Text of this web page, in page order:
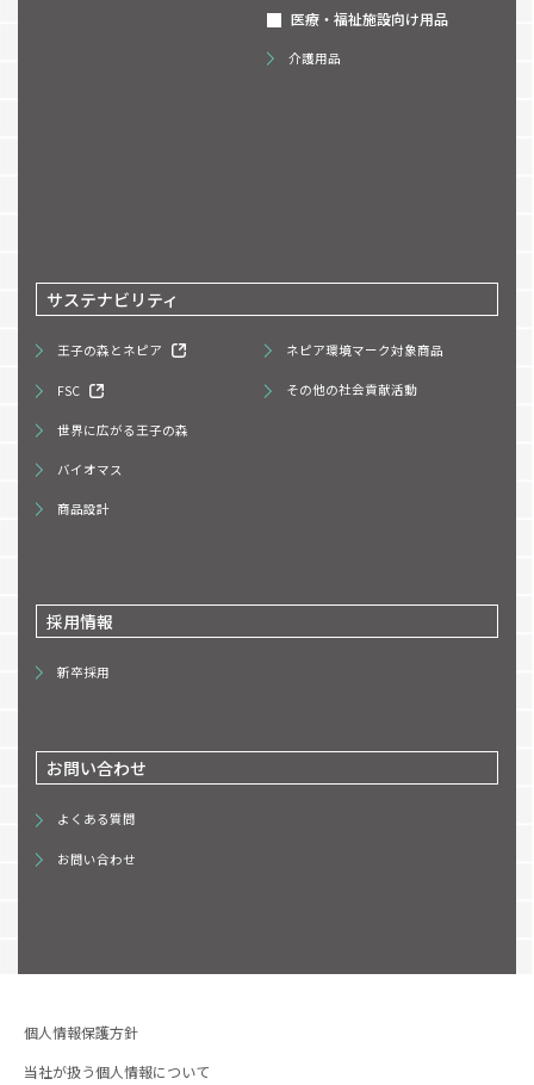
医療・福祉施設向け用品
介護用品
サステナビリティ
王子の森とネピア
FSC
世界に広がる王子の森
バイオマス
商品設計
ネピア環境マーク対象商品
その他の社会貢献活動
採用情報
新卒採用
お問い合わせ
よくある質問
お問い合わせ
個人情報保護方針
当社が扱う個人情報について